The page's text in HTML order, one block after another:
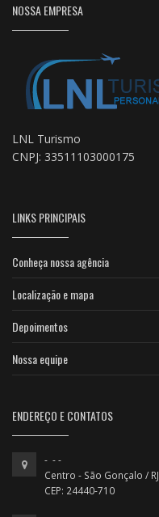
NOSSA EMPRESA
LNL Turismo
CNPJ: 33511103000175
LINKS PRINCIPAIS
Conheça nossa agência
Localização e mapa
Depoimentos
Nossa equipe
ENDEREÇO E CONTATOS
- - -
Centro - São Gonçalo / RJ
CEP: 24440-710